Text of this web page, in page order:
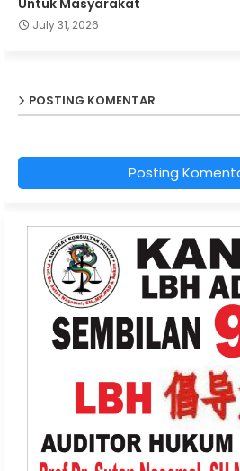
July 31, 2026
POSTING KOMENTAR
Posting